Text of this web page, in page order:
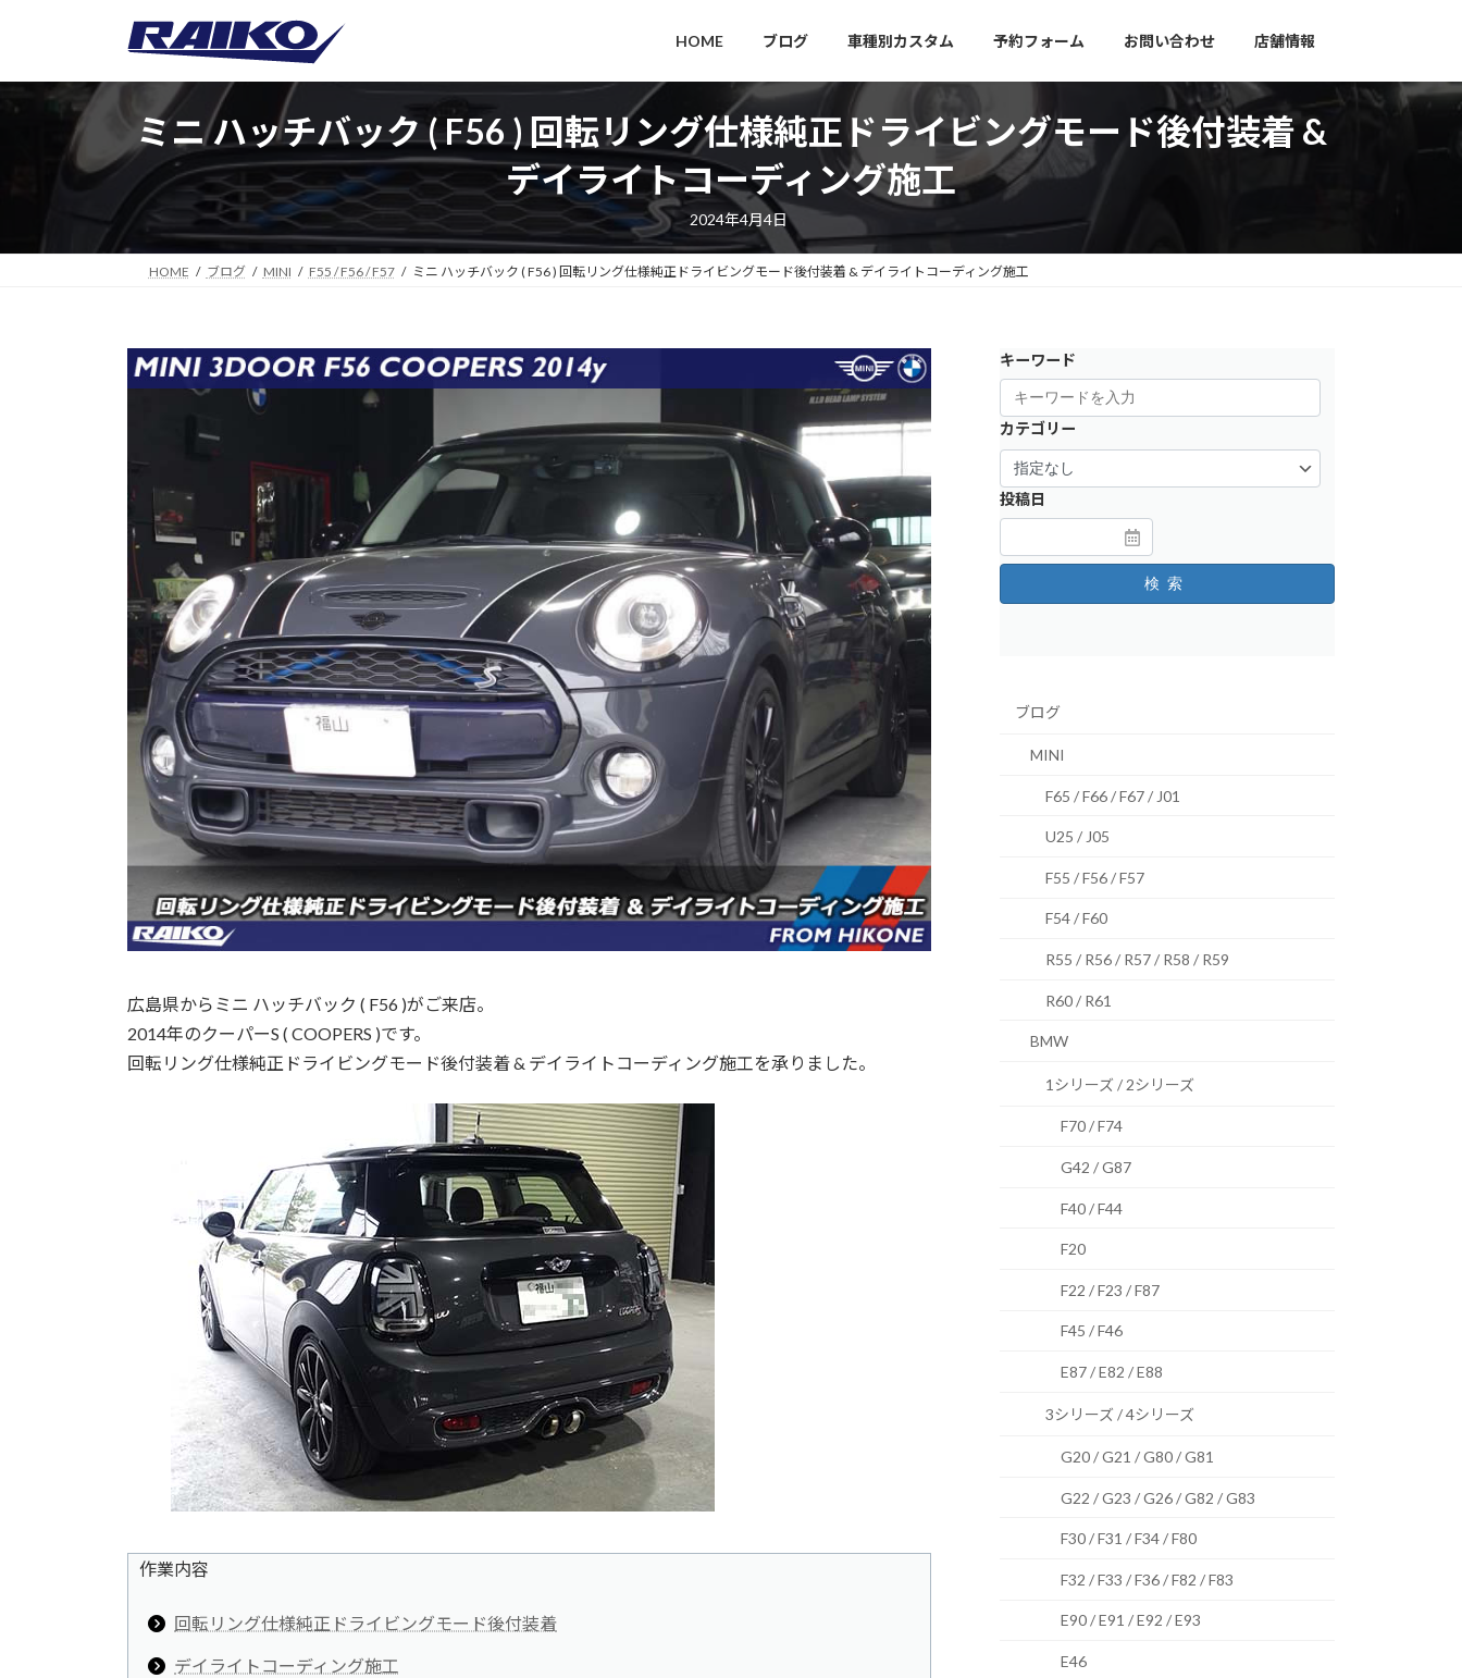
ツ
シ
HOME ブログ 車種別カスタム 予約フォーム お問い合わせ 店舗情報
ミニ ハッチバック ( F56 ) 回転リング仕様純正ドライビングモード後付装着 &
デイライトコーディング施工
2024年4月4日
HOME ブログ MINI F55 / F56 / F57 ミニ ハッチバック ( F56 ) 回転リング仕様純正ドライビングモード後付装着 & デイライトコーディング施工
広島県からミニ ハッチバック ( F56 )がご来店。
2014年のクーパーS ( COOPERS )です。
回転リング仕様純正ドライビングモード後付装着 & デイライトコーディング施工を承りました。
作業内容
回転リング仕様純正ドライビングモード後付装着
デイライトコーディング施工
キーワード
カテゴリー
投稿日
検索
ブログ
MINI
F65 / F66 / F67 / J01
U25 / J05
F55 / F56 / F57
F54 / F60
R55 / R56 / R57 / R58 / R59
R60 / R61
BMW
1シリーズ / 2シリーズ
F70 / F74
G42 / G87
F40 / F44
F20
F22 / F23 / F87
F45 / F46
E87 / E82 / E88
3シリーズ / 4シリーズ
G20 / G21 / G80 / G81
G22 / G23 / G26 / G82 / G83
F30 / F31 / F34 / F80
F32 / F33 / F36 / F82 / F83
E90 / E91 / E92 / E93
E46